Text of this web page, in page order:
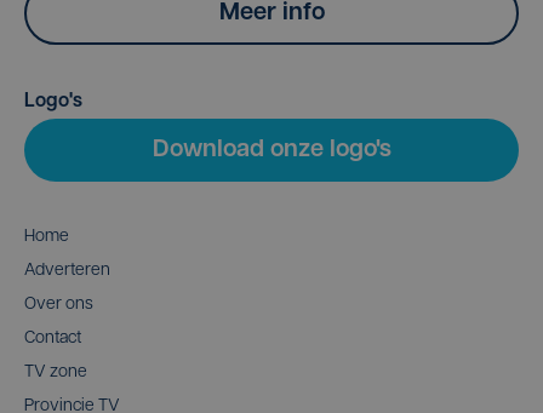
Meer info
Logo's
Download onze logo's
Home
Adverteren
Over ons
Contact
TV zone
Provincie TV